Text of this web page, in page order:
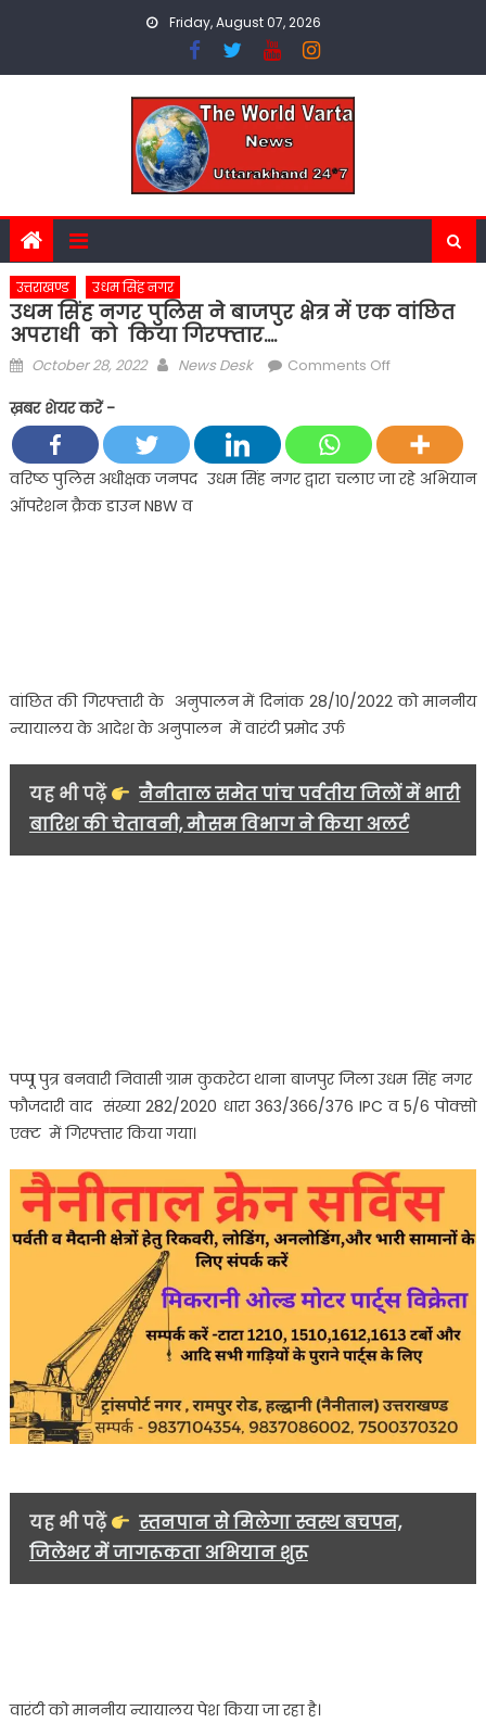
Friday, August 07, 2026
उत्तराखण्ड उधम सिंह नगर
उधम सिंह नगर पुलिस ने बाजपुर क्षेत्र में एक वांछित
अपराधी को किया गिरफ्तार….
Posted
October 28, 2022 Author
News Desk Comments Offon
नगर
पुलिस
ने
किया
गिरफ्तार….
ख़बर शेयर करें -
वरिष्ठ पुलिस अधीक्षक जनपद उधम सिंह नगर द्वारा चलाए जा रहे अभियान
ऑपरेशन क्रैक डाउन NBW व
वांछित की गिरफ्तारी के अनुपालन में दिनांक 28/10/2022 को माननीय
न्यायालय के आदेश के अनुपालन में वारंटी प्रमोद उर्फ
यह भी पढ़ें
नैनीताल समेत पांच पर्वतीय जिलों में भारी
बारिश की चेतावनी, मौसम विभाग ने किया अलर्ट
पप्पू पुत्र बनवारी निवासी ग्राम कुकरेटा थाना बाजपुर जिला उधम सिंह नगर
फौजदारी वाद संख्या 282/2020 धारा 363/366/376 IPC व 5/6 पोक्सो
एक्ट में गिरफ्तार किया गया।
यह भी पढ़ें
स्तनपान से मिलेगा स्वस्थ बचपन,
जिलेभर में जागरूकता अभियान शुरू
वारंटी को माननीय न्यायालय पेश किया जा रहा है।